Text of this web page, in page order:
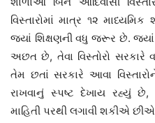
વિસ્તારોમાં માત્ર ૧૨
જ્યાં શિક્ષણની વધુ જરૂર છે. જ્યાં
અછત છે, તેવા વિસ્તોરો
તેમ છતાં સરકારે આવા
રાખવાનું સ્પષ્ટ દેખાય રહ્યું
માહિતી પરથી લગાવી શકીએ